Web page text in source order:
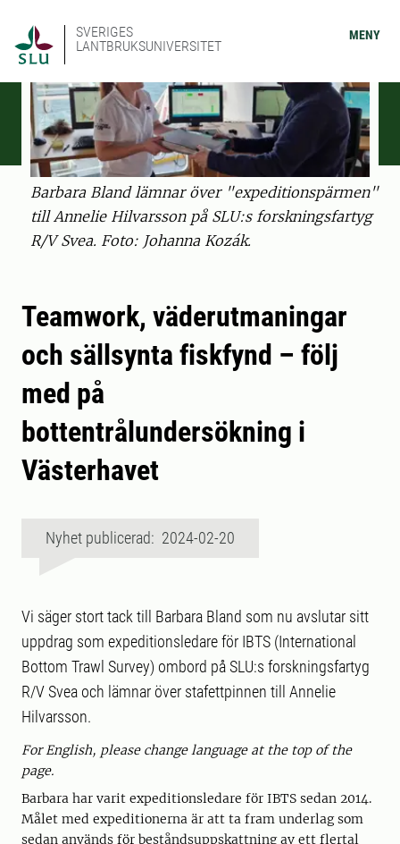
SVERIGES
LANTBRUKSUNIVERSITET
MENY
Barbara Bland lämnar över "expeditionspärmen"
till Annelie Hilvarsson på SLU:s forskningsfartyg
R/V Svea. Foto: Johanna Kozák.
Teamwork, väderutmaningar
och sällsynta fiskfynd – följ
med på
bottentrålundersökning i
Västerhavet
Nyhet publicerad: 2024-02-20
Vi säger stort tack till Barbara Bland som nu avslutar sitt
uppdrag som expeditionsledare för IBTS (International
Bottom Trawl Survey) ombord på SLU:s forskningsfartyg
R/V Svea och lämnar över stafettpinnen till Annelie
Hilvarsson.
For English, please change language at the top of the
page.
Barbara har varit expeditionsledare för IBTS sedan 2014.
Målet med expeditionerna är att ta fram underlag som
sedan används för beståndsuppskattning av ett flertal